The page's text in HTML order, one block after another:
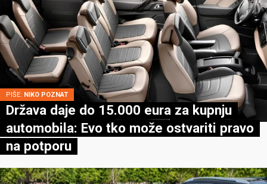
PIŠE: NIKO POZNAT
Država daje do 15.000 eura za kupnju
automobila: Evo tko može ostvariti pravo
na potporu